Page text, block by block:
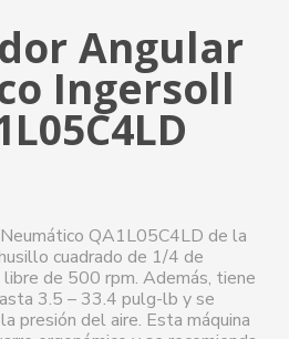
Angular
Ingersoll
QA1L05C4LD de la
cuadrado de 1/4 de
de 500 rpm. Además, tiene
3.5 – 33.4 pulg-lb y se
presión del aire. Esta máquina